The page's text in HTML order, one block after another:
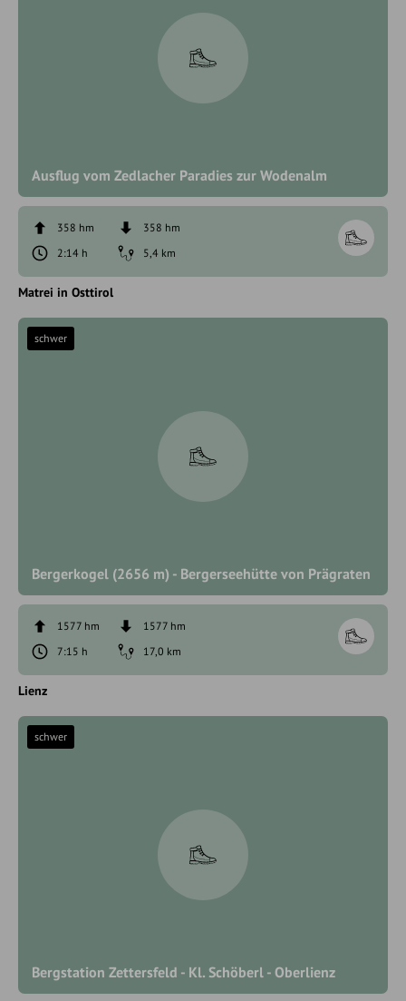
Ausflug vom Zedlacher Paradies zur Wodenalm
358 hm
358 hm
2:14 h
5,4 km
Matrei in Osttirol
Bergerkogel (2656 m) - Bergerseehütte von Prägraten
schwer
1577 hm
1577 hm
7:15 h
17,0 km
Lienz
Bergstation Zettersfeld - Kl. Schöberl - Oberlienz
schwer